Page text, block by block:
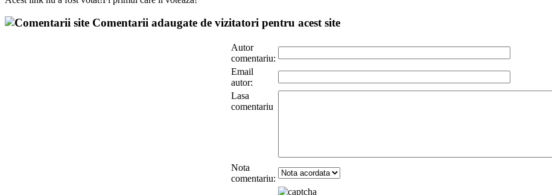
Comentarii adaugate de vizitatori pentru acest site
Autor
comentariu:
Email
autor:
Lasa
comentariu
Nota
comentariu: